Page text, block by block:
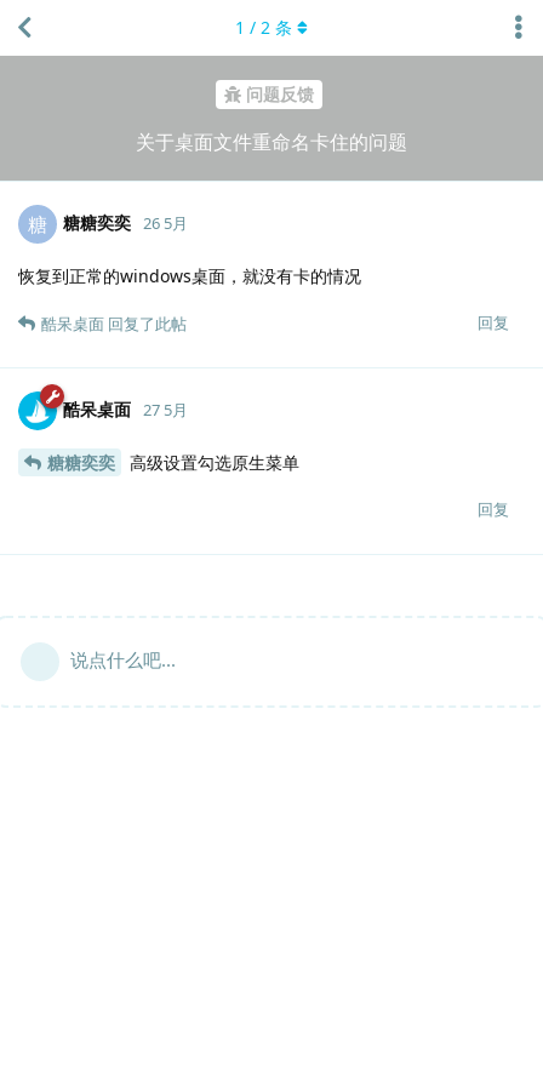
问题反馈
关于桌面文件重命名卡住的问题
1 / 2 条
糖 糖糖奕奕 26 5月
恢复到正常的windows桌面，就没有卡的情况
回复
酷呆桌面 回复了此帖
酷呆桌面 27 5月
糖糖奕奕 高级设置勾选原生菜单
回复
说点什么吧...